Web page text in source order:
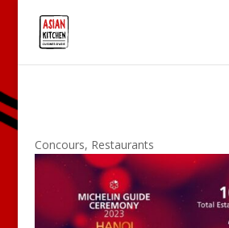
Concours, Restaurants